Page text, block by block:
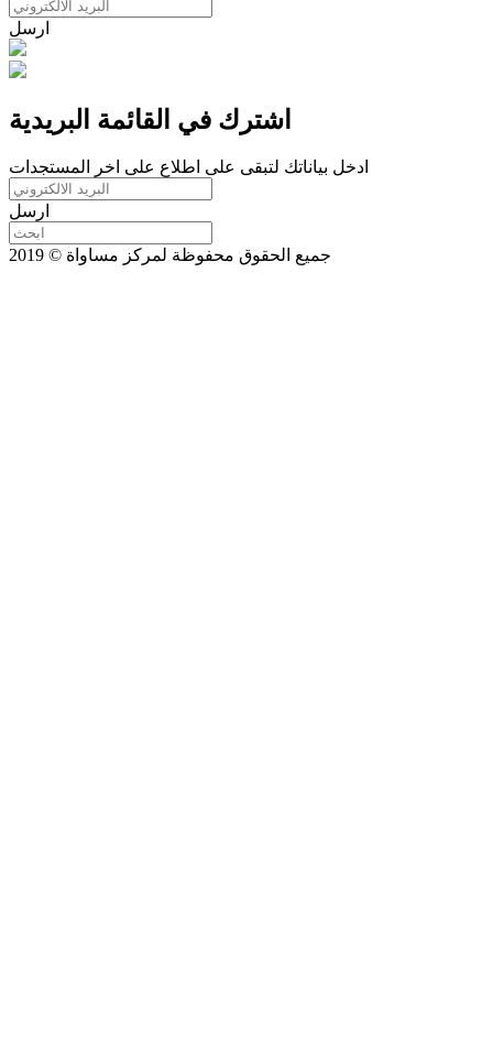
ارسل
اشترك في القائمة البريدية
ادخل بياناتك لتبقى على اطلاع على اخر المستجدات
ارسل
جميع الحقوق محفوظة لمركز مساواة © 2019